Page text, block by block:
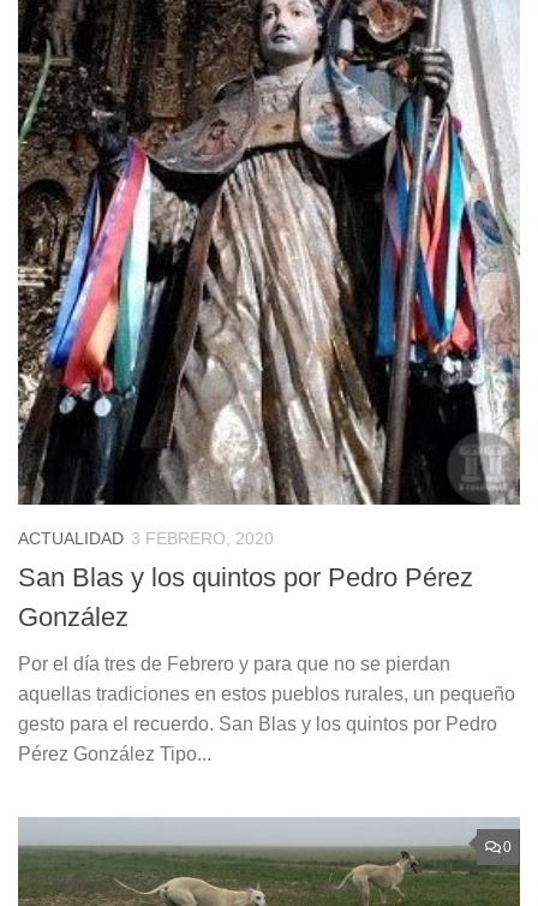
ACTUALIDAD 3 FEBRERO, 2020
San Blas y los quintos por Pedro Pérez
González
Por el día tres de Febrero y para que no se pierdan
aquellas tradiciones en estos pueblos rurales, un pequeño
gesto para el recuerdo. San Blas y los quintos por Pedro
Pérez González Tipo...
0